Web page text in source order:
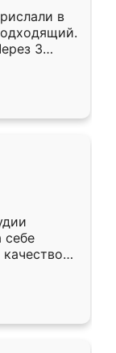
в
3
себе
качеством
почти